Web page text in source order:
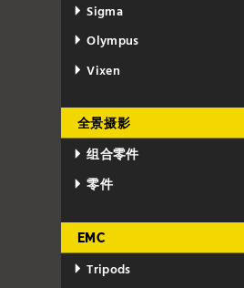
Sigma
Olympus
Vixen
全景摄影
组合零件
零件
EMC
Tripods